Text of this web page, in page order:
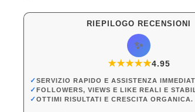
RIEPILOGO RECENSIONI
✨
★★★★★
★4.95
✓SERVIZIO RAPIDO E ASSISTENZA
✓FOLLOWERS, VIEWS E LIKE REALI E
✓OTTIMI RISULTATI E CRESCITA ORGANICA.